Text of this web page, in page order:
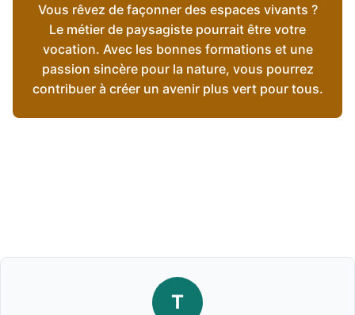
Vous rêvez de façonner des espaces vivants ?
Le métier de paysagiste pourrait être votre
vocation. Avec les bonnes formations et une
passion sincère pour la nature, vous pourrez
contribuer à créer un avenir plus vert pour tous.
T